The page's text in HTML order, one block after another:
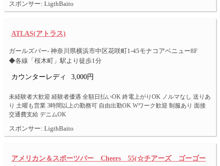
スポンサー: LigthBaito
ATLAS(アトラス)
ガールズバー- 神奈川県横浜市中区花咲町1-45モナコアベニュー8F
◆各線「桜木町」駅より徒歩1分
カウンターレディ 3,000円
未経験者大歓迎 経験者優遇 全額日払いOK 終電上がりOK ノルマなし 送りあ
り 土曜も営業 3時間以上の勤務可 自由出勤OK Wワーク歓迎 制服あり 面接
交通費支給 デニムOK
スポンサー: LigthBaito
アメリカン＆スポーツバー Cheers 55(☆チアーズ ゴーゴー